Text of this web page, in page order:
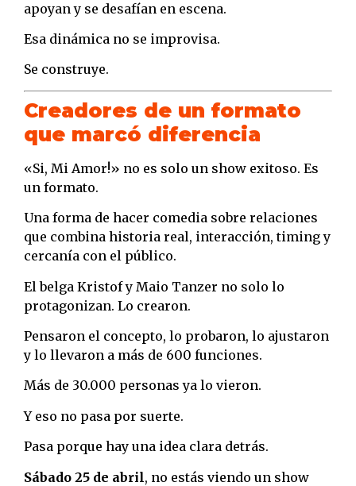
apoyan y se desafían en escena.
Esa dinámica no se improvisa.
Se construye.
Creadores de un formato
que marcó diferencia
«Si, Mi Amor!» no es solo un show exitoso. Es
un formato.
Una forma de hacer comedia sobre relaciones
que combina historia real, interacción, timing y
cercanía con el público.
El belga Kristof y Maio Tanzer no solo lo
protagonizan. Lo crearon.
Pensaron el concepto, lo probaron, lo ajustaron
y lo llevaron a más de 600 funciones.
Más de 30.000 personas ya lo vieron.
Y eso no pasa por suerte.
Pasa porque hay una idea clara detrás.
Sábado 25 de abril, no estás viendo un show